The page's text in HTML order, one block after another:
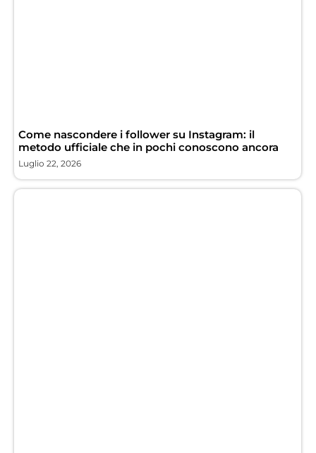
Come nascondere i follower su Instagram: il
metodo ufficiale che in pochi conoscono ancora
Luglio 22, 2026